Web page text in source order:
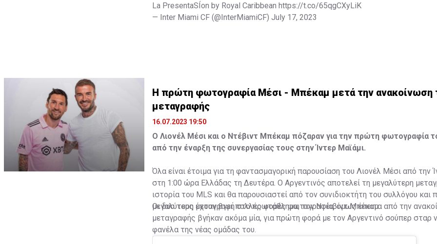
La PresentaSÍon by Royal Caribbean https://t.co/65qgCXyLiK
— Inter Miami CF (@InterMiamiCF) July 17, 2023
Η πρώτη φωτογραφία Μέσι - Μπέκαμ μετά την ανακοίνωση
μεταγραφής
16.07.2023 19:50
Ο Λιονέλ Μέσι και ο Ντέβιντ Μπέκαμ πόζαραν για την πρώτη φωτογραφία
από την έναρξη της συνεργασίας τους στην Ίντερ Μαϊάμι.
Όλα είναι έτοιμα για τη φαντασμαγορική παρουσίαση του Λιονέλ Μέσι από την
στη 1:00 ώρα Ελλάδας τη Δευτέρα. Ο Αργεντινός αποτελεί τη μεγαλύτερη
ιστορία του MLS και θα παρουσιαστεί από τον συνιδιοκτήτη του συλλόγου και
μεγαλύτερη μεταγραφή στο πρωτάθλημα, τον Ντέιβιντ Μπέκαμ.
Οι δυο τους έχουν βγει πολλές φορές φωτογραφία, όμως έπειτα από την
μεταγραφής βγήκαν ακόμα μία, για πρώτη φορά με τον Αργεντινό σούπερ σταρ
φανέλα της νέας ομάδας του.